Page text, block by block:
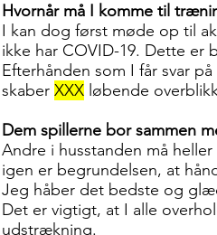
Hvornår må I komme til
I kan dog først møde op til
ikke har COVID-19. Dette
Efterhånden som I får svar
skaber XXX løbende
Dem spillerne bor sammen
Andre i husstanden må
igen er begrundelsen, at
Jeg håber det bedste og
Det er vigtigt, at I alle
udstrækning.